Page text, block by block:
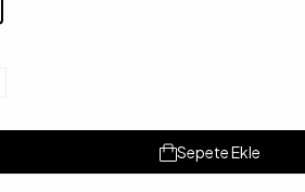
Sepete Ekle